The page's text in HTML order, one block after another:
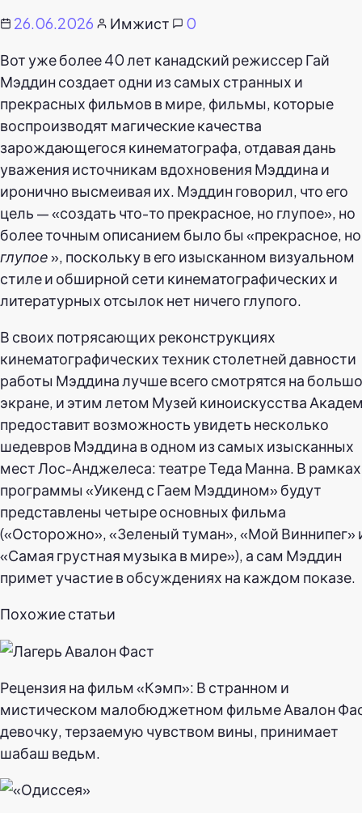
26.06.2026 Имжист
0
Вот уже более 40 лет канадский режиссер Гай
Мэддин создает одни из самых странных и
прекрасных фильмов в мире, фильмы, которые
воспроизводят магические качества
зарождающегося кинематографа, отдавая дань
уважения источникам вдохновения Мэддина и
иронично высмеивая их. Мэддин говорил, что его
цель — «создать что-то прекрасное, но глупое», но
более точным описанием было бы «прекрасное, но
глупое», поскольку в его изысканном визуальном
стиле и обширной сети кинематографических и
литературных отсылок нет ничего глупого.
В своих потрясающих реконструкциях
кинематографических техник столетней давности
работы Мэддина лучше всего смотрятся на
экране, и этим летом Музей киноискусства
предоставит возможность увидеть несколько
шедевров Мэддина в одном из самых изысканных
мест Лос-Анджелеса: театре Теда Манна. В рамках
программы «Уикенд с Гаем Мэддином» будут
представлены четыре основных фильма
(«Осторожно», «Зеленый туман», «Мой Виннипег»
«Самая грустная музыка в мире»), а сам Мэддин
примет участие в обсуждениях на каждом показе.
Похожие статьи
Рецензия на фильм «Кэмп»: В странном и
мистическом малобюджетном фильме Авалон
девочку, терзаемую чувством вины, принимает
шабаш ведьм.